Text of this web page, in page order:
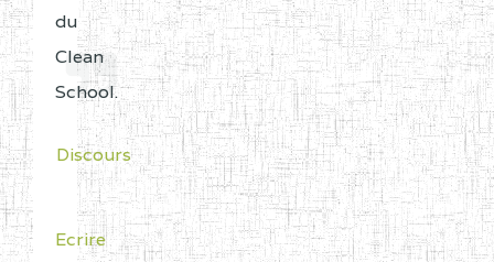
du
Clean
School.
Discours
Ecrire